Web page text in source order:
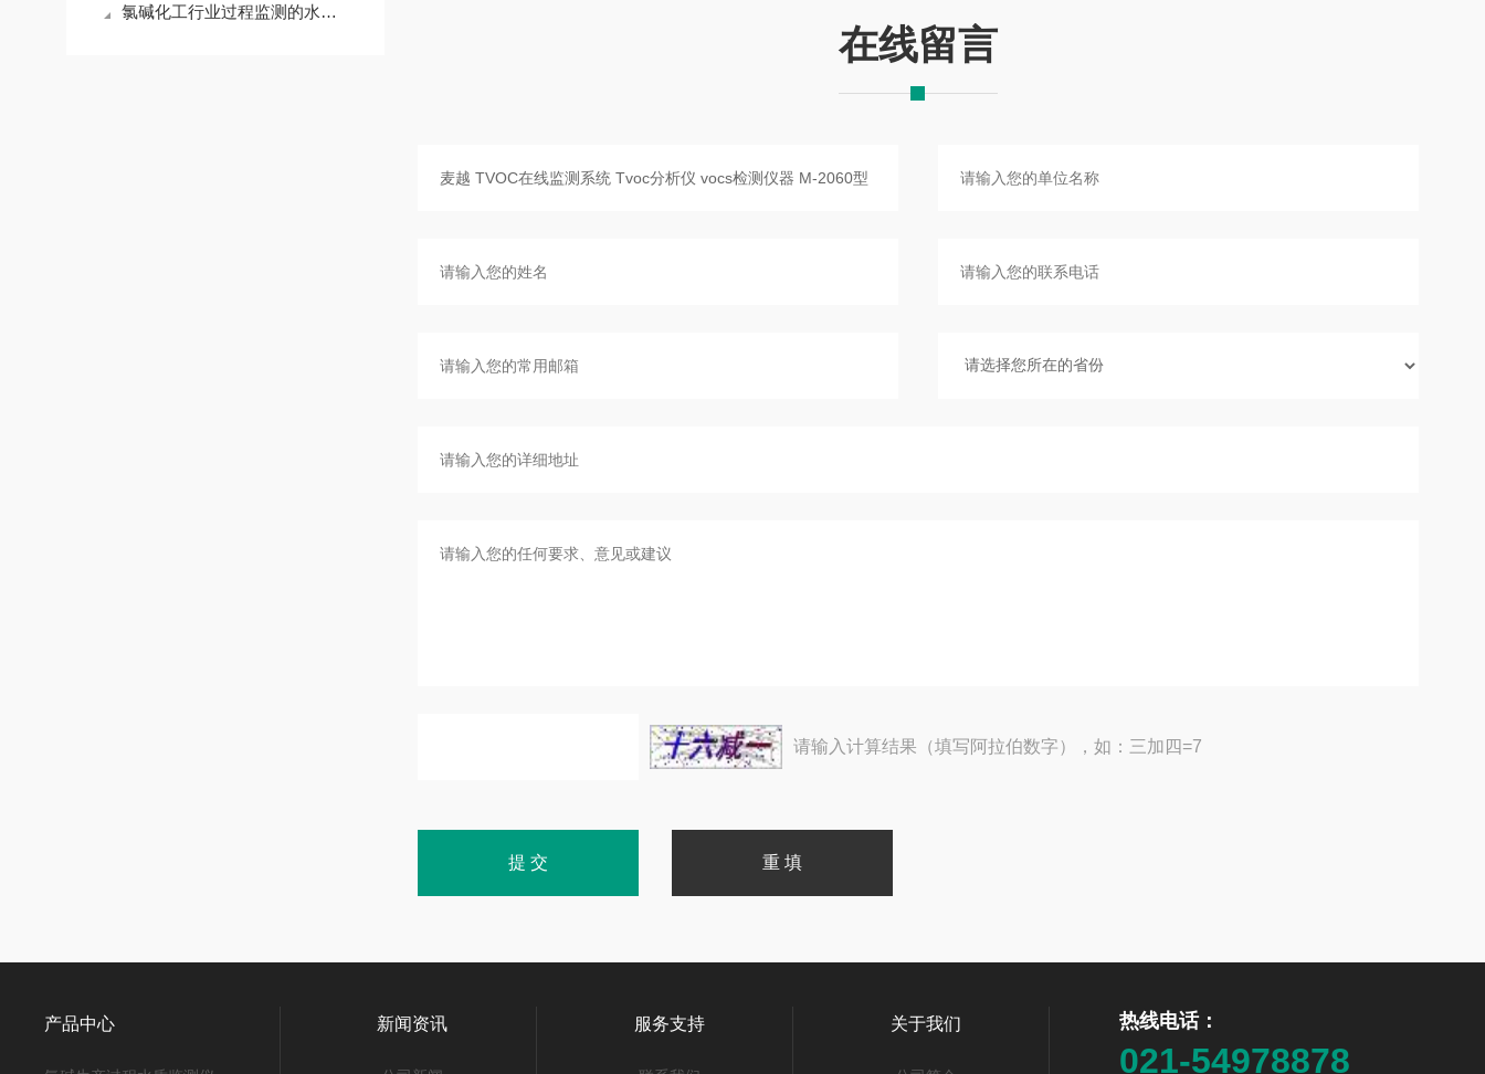
氯碱化工行业过程监测的水质分析仪有哪些
在线留言
请输入计算结果（填写阿拉伯数字），如：三加四=7
热线电话：
021-54978878
产品中心 新闻资讯 服务支持 关于我们